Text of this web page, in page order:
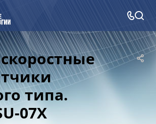
типа.
07X